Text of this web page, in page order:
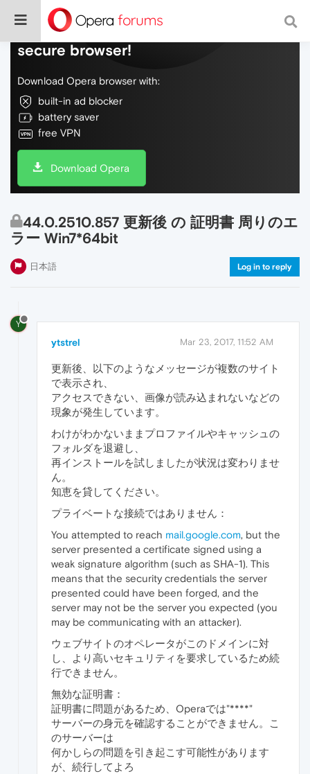
Do more on the web, with a fast and
secure browser!
Download Opera browser with:
built-in ad blocker
battery saver
free VPN
Download Opera
44.0.2510.857 更新後 の 証明書 周りのエ
ラー Win7*64bit
日本語 Log in to reply
Y
ytstrel Mar 23, 2017, 11:52 AM
更新後、以下のようなメッセージが複数のサイト
で表示され、
アクセスできない、画像が読み込まれないなどの
現象が発生しています。
わけがわかないままプロファイルやキャッシュの
フォルダを退避し、
再インストールを試しましたが状況は変わりませ
ん。
知恵を貸してください。
プライベートな接続ではありません：
You attempted to reach mail.google.com, but the
server presented a certificate signed using a
weak signature algorithm (such as SHA-1). This
means that the security credentials the server
presented could have been forged, and the
server may not be the server you expected (you
may be communicating with an attacker).
ウェブサイトのオペレータがこのドメインに対
し、より高いセキュリティを要求しているため続
行できません。
無効な証明書：
証明書に問題があるため、Operaでは"****"
サーバーの身元を確認することができません。こ
のサーバーは
何かしらの問題を引き起こす可能性があります
が、続行してよろ